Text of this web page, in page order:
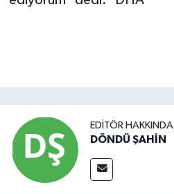
EDITÖR HAKKINDA
DÖNDÜ ŞAHİN